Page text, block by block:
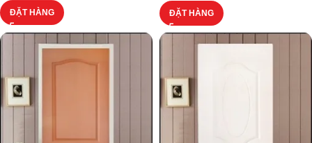
ĐẶT HÀNG ĐẶT HÀNG